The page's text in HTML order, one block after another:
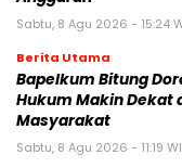
Sabtu, 8 Agu 2026 - 15:24
Berita Utama
Bapelkum Bitung
Hukum Makin Dekat
Masyarakat
Sabtu, 8 Agu 2026 - 11:19